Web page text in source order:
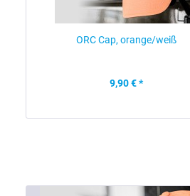
ORC Cap, orange/weiß
9,90 € *